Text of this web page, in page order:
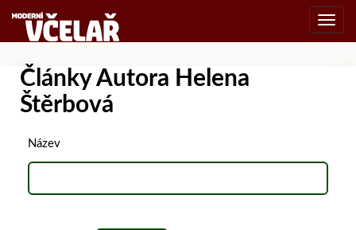
Články Autora Helena
Štěrbová
Název